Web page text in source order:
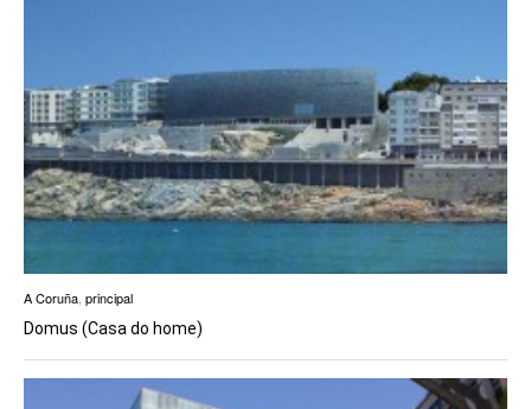
A Coruña principal
Domus (Casa do home)